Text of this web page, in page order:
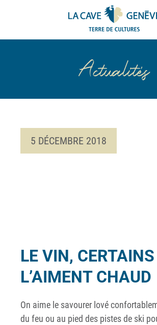
Actualités
5 DÉCEMBRE 2018
LE VIN, CERTAINS
L’AIMENT CHAUD
On aime le savourer lové
du feu ou au pied des pistes de ski